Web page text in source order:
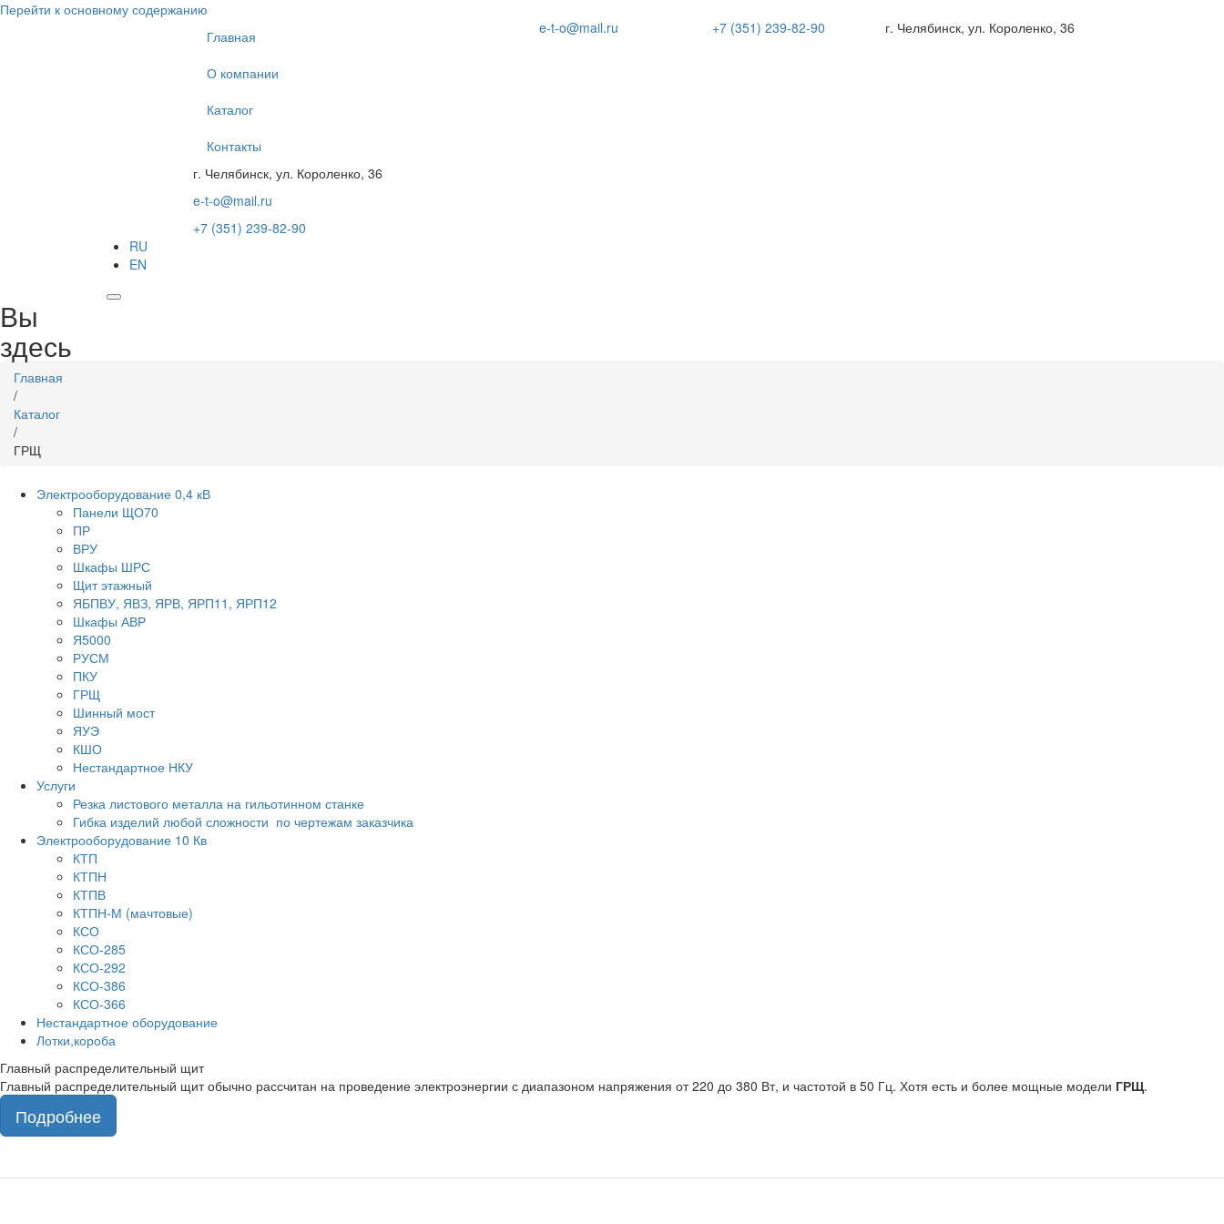
Перейти к основному содержанию
Главная
О компании
Каталог
Контакты
г. Челябинск, ул. Короленко, 36
e-t-o@mail.ru
+7 (351) 239-82-90
e-t-o@mail.ru +7 (351) 239-82-90 г. Челябинск, ул. Короленко, 36
RU
EN
Вы
здесь
Главная
/
Каталог
/
ГРЩ
Электрооборудование 0,4 кВ
Панели ЩО70
ПР
ВРУ
Шкафы ШРС
Щит этажный
ЯБПВУ, ЯВЗ, ЯРВ, ЯРП11, ЯРП12
Шкафы АВР
Я5000
РУСМ
ПКУ
ГРЩ
Шинный мост
ЯУЭ
КШО
Нестандартное НКУ
Услуги
Резка листового металла на гильотинном станке
Гибка изделий любой сложности по чертежам заказчика
Электрооборудование 10 Кв
КТП
КТПН
КТПВ
КТПН-М (мачтовые)
КСО
КСО-285
КСО-292
КСО-386
КСО-366
Нестандартное оборудование
Лотки,короба
Главный распределительный щит
Главный распределительный щит обычно рассчитан на проведение электроэнергии с диапазоном напряжения от 220 до 380 Вт, и частотой в 50 Гц. Хотя есть и более мощные модели ГРЩ.
Подробнее